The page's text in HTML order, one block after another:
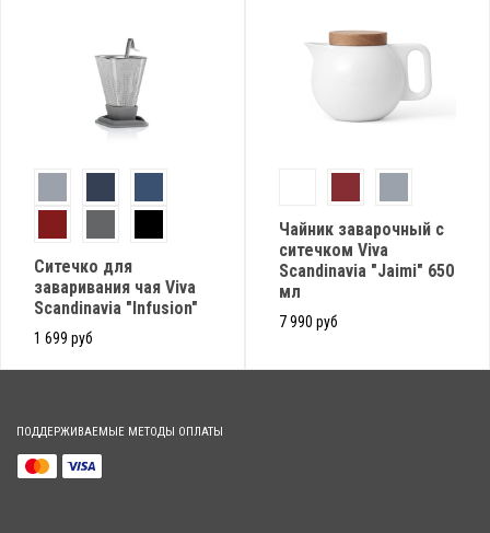
Ситечко для
заваривания чая Viva
Scandinavia "Infusion"
1 699 руб
Чайник заварочный с
ситечком Viva
Scandinavia "Jaimi" 650
мл
7 990 руб
ПОДДЕРЖИВАЕМЫЕ МЕТОДЫ ОПЛАТЫ